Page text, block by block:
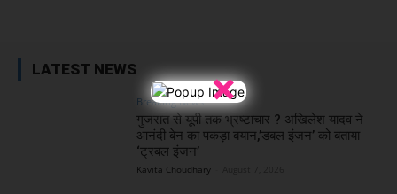
×
LATEST NEWS
Breaking News
गुजरात से यूपी तक भ्रष्टाचार ? अखिलेश यादव ने
आनंदी बेन का पकड़ा बयान,’डबल इंजन’ को बताया
‘ट्रबल इंजन’
Kavita Choudhary